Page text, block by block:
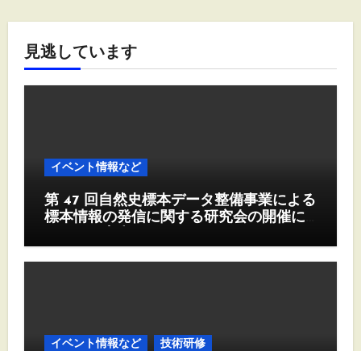
見逃しています
イベント情報など
第 47 回自然史標本データ整備事業による
標本情報の発信に関する研究会の開催に
イベント情報など 技術研修